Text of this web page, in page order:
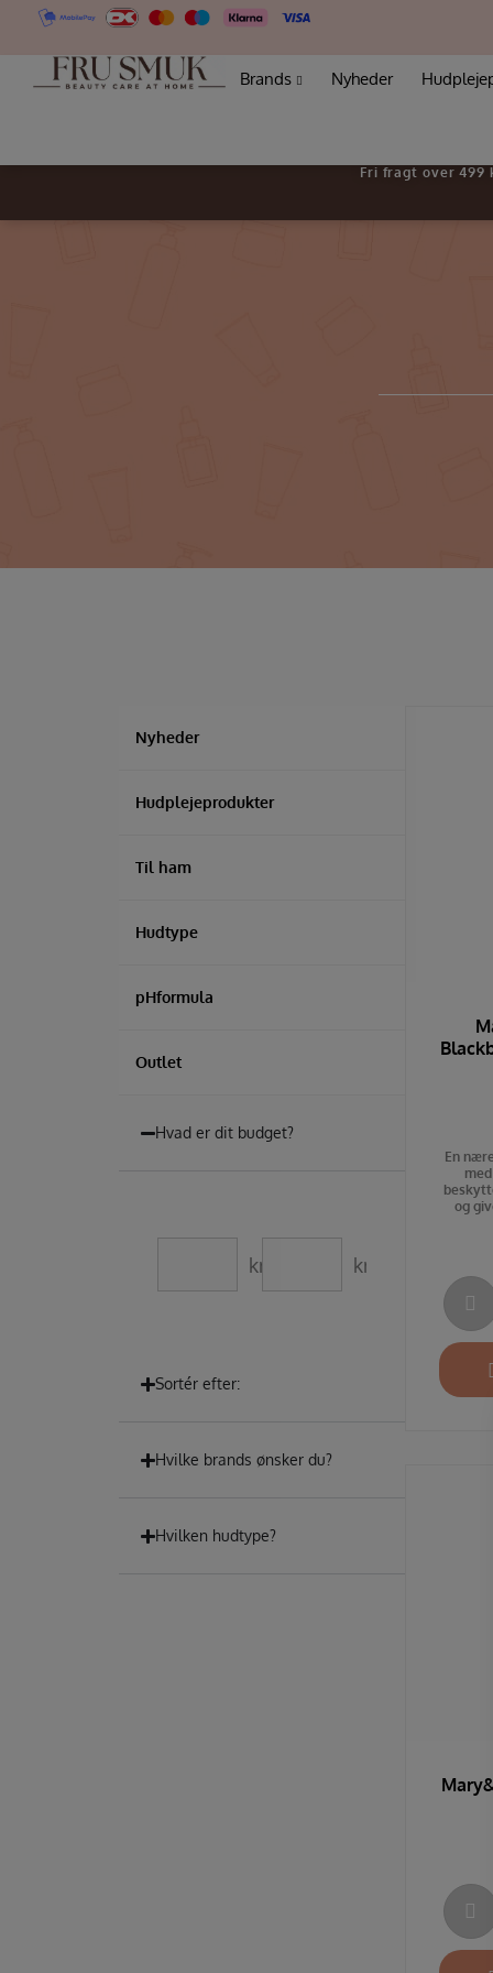
Brands Nyheder
Fri fragt over 499
Nyheder
Hudplejeprodukter
Til ham
Hudtype
pHformula
Outlet
Hvad er dit budget?
kr. kr.
Sortér efter:
Hvilke brands ønsker du?
Hvilken hudtype?
En
og